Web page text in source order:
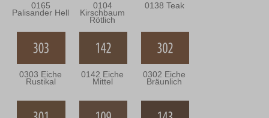
0165
Palisander Hell
0104
Kirschbaum
Rötlich
0138 Teak
0303 Eiche
Rustikal
0142 Eiche
Mittel
0302 Eiche
Bräunlich